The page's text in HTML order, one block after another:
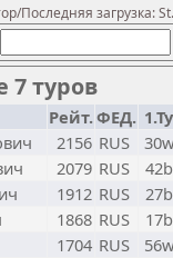
Последняя загрузка:
7 туров
Рейт.ФЕД.
2156 RUS
2079 RUS
1912 RUS
1868 RUS
1704 RUS